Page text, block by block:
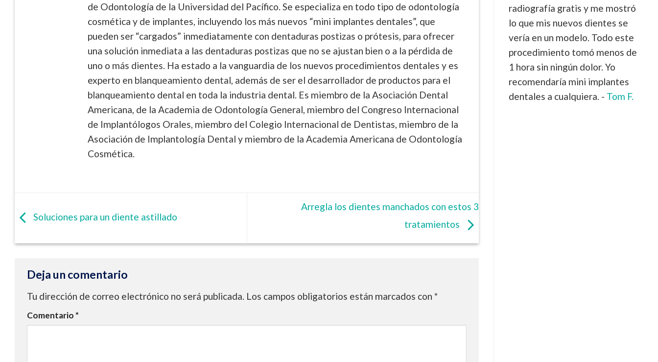
de Odontología de la Universidad del Pacífico. Se especializa en todo tipo de odontología
cosmética y de implantes, incluyendo los más nuevos “mini implantes dentales”, que
pueden ser “cargados” inmediatamente con dentaduras postizas o prótesis, para ofrecer
una solución inmediata a las dentaduras postizas que no se ajustan bien o a la pérdida de
uno o más dientes. Ha estado a la vanguardia de los nuevos procedimientos dentales y es
experto en blanqueamiento dental, además de ser el desarrollador de productos para el
blanqueamiento dental en toda la industria dental. Es miembro de la Asociación Dental
Americana, de la Academia de Odontología General, miembro del Congreso Internacional
de Implantólogos Orales, miembro del Colegio Internacional de Dentistas, miembro de la
Asociación de Implantología Dental y miembro de la Academia Americana de Odontología
Cosmética.
Soluciones para un diente astillado
Arregla los dientes manchados con estos 3
tratamientos
Deja un comentario
Tu dirección de correo electrónico no será publicada. Los campos obligatorios están marcados con *
Comentario*
radiografía gratis y me mostró
lo que mis nuevos dientes se
vería en un modelo. Todo este
procedimiento tomó menos de
1 hora sin ningún dolor. Yo
recomendaría mini implantes
dentales a cualquiera. - Tom F.